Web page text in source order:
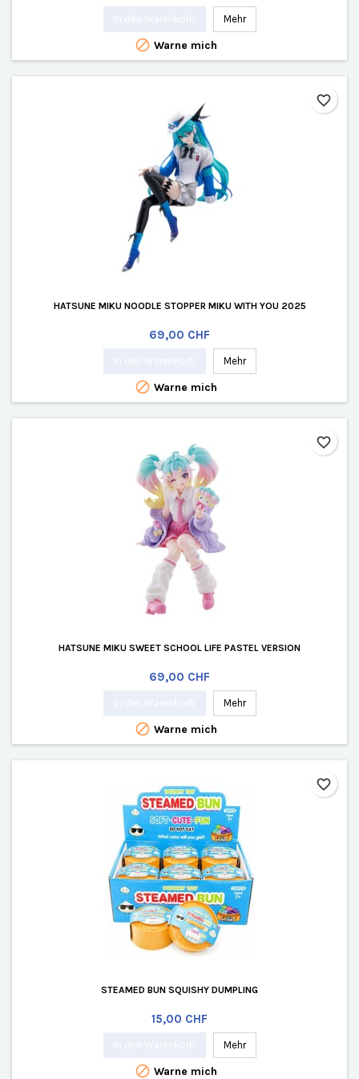
Mehr
 Warne mich
HATSUNE MIKU NOODLE STOPPER MIKU WITH YOU 2025
Preis
69,00 CHF
Mehr
 Warne mich
favorite_border
HATSUNE MIKU SWEET SCHOOL LIFE PASTEL VERSION
Preis
69,00 CHF
Mehr
 Warne mich
favorite_border
STEAMED BUN SQUISHY DUMPLING
Preis
15,00 CHF
Mehr
 Warne mich
favorite_border